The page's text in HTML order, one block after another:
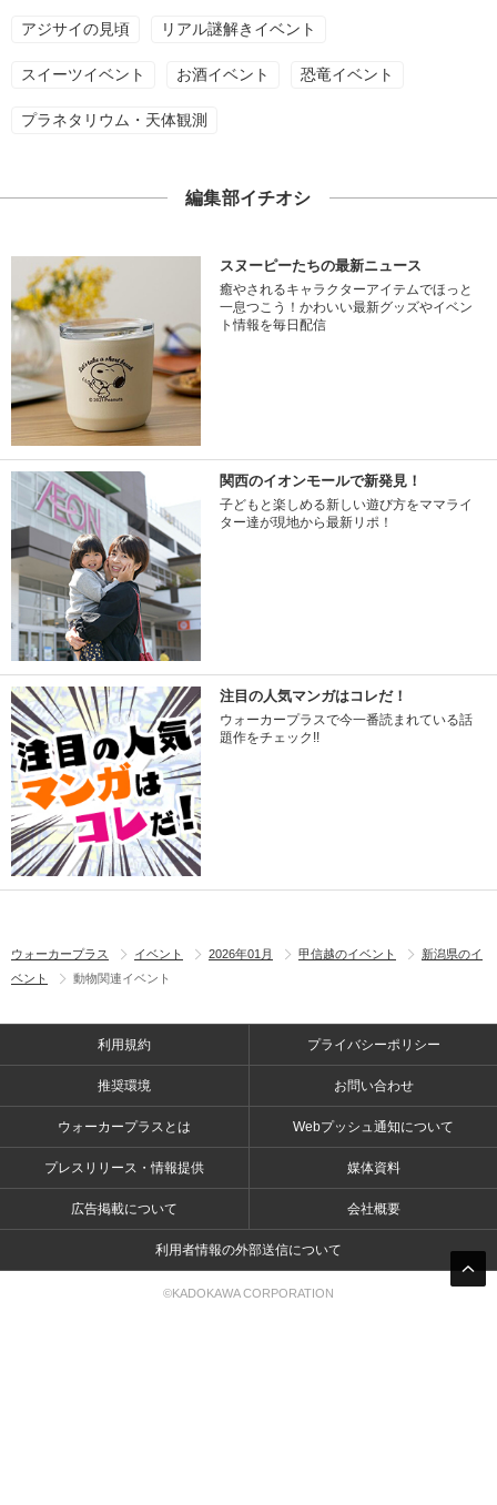
アジサイの見頃 リアル謎解きイベント
スイーツイベント お酒イベント 恐竜イベント
プラネタリウム・天体観測
編集部イチオシ
スヌーピーたちの最新ニュース
癒やされるキャラクターアイテムでほっと
一息つこう！かわいい最新グッズやイベン
ト情報を毎日配信
関西のイオンモールで新発見！
子どもと楽しめる新しい遊び方をママライ
ター達が現地から最新リポ！
注目の人気マンガはコレだ！
ウォーカープラスで今一番読まれている話
題作をチェック!!
ウォーカープラス イベント 2026年01月 甲信越のイベント
新潟県のイ
ベント
動物関連イベント
利用規約 プライバシーポリシー
推奨環境 お問い合わせ
ウォーカープラスとは Webプッシュ通知について
プレスリリース・情報提供 媒体資料
広告掲載について 会社概要
利用者情報の外部送信について
©KADOKAWA CORPORATION